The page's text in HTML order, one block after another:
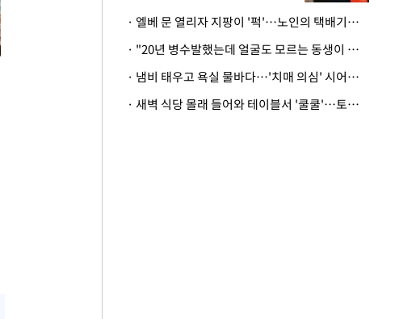
· 엘베 문 열리자 지팡이 '퍽'…노인의 택배기사 폭행 이유
· "20년 병수발했는데 얼굴도 모르는 동생이 유산 절반을"…배다른 형제 상속권 있을까
· 냄비 태우고 욕실 물바다…'치매 의심' 시어머니 검사 권유했다가 '날벼락'
· 새벽 식당 몰래 들어와 테이블서 '쿨쿨'…토사물 남기고 사라진 남성